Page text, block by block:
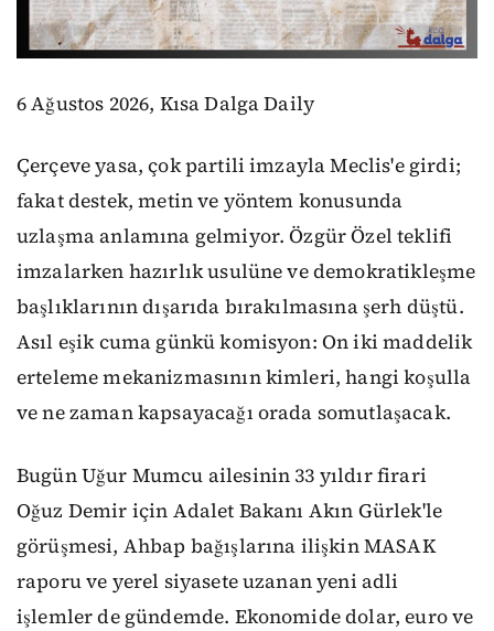
6 Ağustos 2026, Kısa Dalga Daily
Çerçeve yasa, çok partili imzayla Meclis'e girdi;
fakat destek, metin ve yöntem konusunda
uzlaşma anlamına gelmiyor. Özgür Özel teklifi
imzalarken hazırlık usulüne ve demokratikleşme
başlıklarının dışarıda bırakılmasına şerh düştü.
Asıl eşik cuma günkü komisyon: On iki maddelik
erteleme mekanizmasının kimleri, hangi koşulla
ve ne zaman kapsayacağı orada somutlaşacak.
Bugün Uğur Mumcu ailesinin 33 yıldır firari
Oğuz Demir için Adalet Bakanı Akın Gürlek'le
görüşmesi, Ahbap bağışlarına ilişkin MASAK
raporu ve yerel siyasete uzanan yeni adli
işlemler de gündemde. Ekonomide dolar, euro ve